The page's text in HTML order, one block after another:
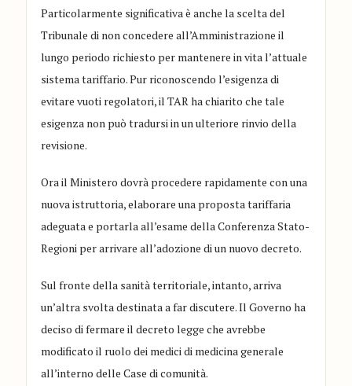
Particolarmente significativa è anche la scelta del
Tribunale di non concedere all’Amministrazione il
lungo periodo richiesto per mantenere in vita l’attuale
sistema tariffario. Pur riconoscendo l’esigenza di
evitare vuoti regolatori, il TAR ha chiarito che tale
esigenza non può tradursi in un ulteriore rinvio della
revisione.
Ora il Ministero dovrà procedere rapidamente con una
nuova istruttoria, elaborare una proposta tariffaria
adeguata e portarla all’esame della Conferenza Stato-
Regioni per arrivare all’adozione di un nuovo decreto.
Sul fronte della sanità territoriale, intanto, arriva
un’altra svolta destinata a far discutere. Il Governo ha
deciso di fermare il decreto legge che avrebbe
modificato il ruolo dei medici di medicina generale
all’interno delle Case di comunità.